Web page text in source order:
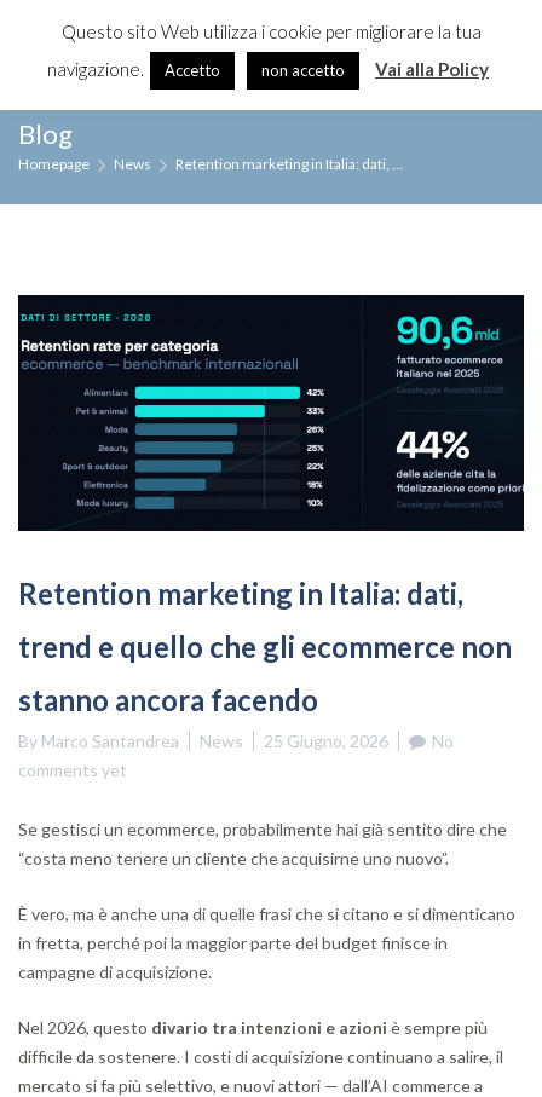
Skip
content
Blog
Homepage News Retention marketing in Italia: dati, ...
Retention marketing in Italia: dati,
trend e quello che gli ecommerce non
stanno ancora facendo
By Marco Santandrea News 25 Giugno, 2026
No
comments yet
Se gestisci un ecommerce, probabilmente hai già sentito dire che
“costa meno tenere un cliente che acquisirne uno nuovo”.
È vero, ma è anche una di quelle frasi che si citano e si dimenticano
in fretta, perché poi la maggior parte del budget finisce in
campagne di acquisizione.
Nel 2026, questo divario tra intenzioni e azioni è sempre più
difficile da sostenere. I costi di acquisizione continuano a salire, il
mercato si fa più selettivo, e nuovi attori — dall’AI commerce a
Questo sito Web utilizza i cookie per migliorare la tua
navigazione.
Accetto non accetto Vai alla Policy